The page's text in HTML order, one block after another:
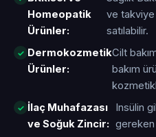
Homeopatik
Ürünler:
ve takviye
satılabilir.
Dermokozmetik
Ürünler:
Cilt
bakım
İlaç Muhafazası
ve Soğuk Zincir:
Insülin